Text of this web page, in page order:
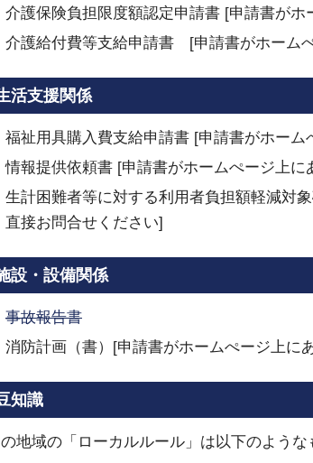
介護保険負担限度額認定申請書 [申請書が
介護給付費等支給申請書 [申請書がホーム
活支援関係
福祉用具購入費支給申請書 [申請書がホー
情報提供依頼書 [申請書がホームぺージ上に
生計困難者等に対する利用者負担額軽減対
直接お問合せください]
設・設備関係
事故報告書
消防計画（書）[申請書がホームぺージ上に
知識
地域の「ローカルルール」は以下のような